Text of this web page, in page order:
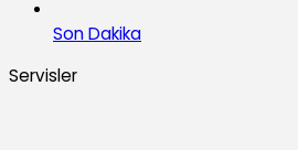
Son Dakika
Servisler